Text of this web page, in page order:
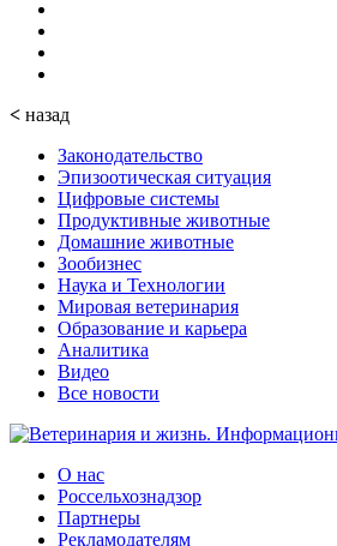
< назад
Законодательство
Эпизоотическая ситуация
Цифровые системы
Продуктивные животные
Домашние животные
Зообизнес
Наука и Технологии
Мировая ветеринария
Образование и карьера
Аналитика
Видео
Все новости
О нас
Россельхознадзор
Партнеры
Рекламодателям